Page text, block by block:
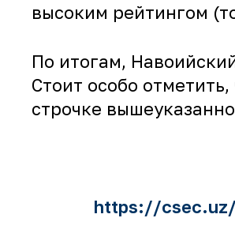
высоким рейтингом
По итогам,
Стоит особо
строчке
https://csec.uz/